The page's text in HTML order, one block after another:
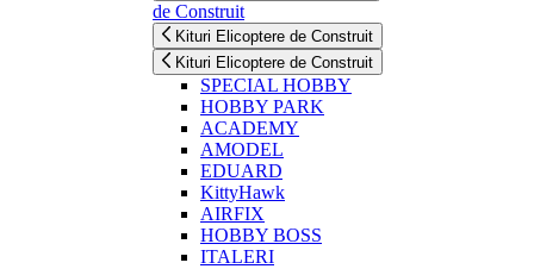
de Construit
Kituri Elicoptere de Construit
Kituri Elicoptere de Construit
SPECIAL HOBBY
HOBBY PARK
ACADEMY
AMODEL
EDUARD
KittyHawk
AIRFIX
HOBBY BOSS
ITALERI